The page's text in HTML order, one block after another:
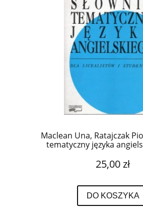
Maclean Una, Ratajczak
tematyczny języka
25,00 zł
DO KOSZYKA